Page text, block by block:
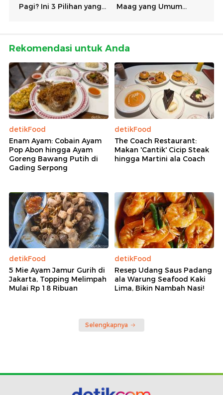
Rekomendasi untuk Anda
detikFood
Enam Ayam: Cobain Ayam
Pop Abon hingga Ayam
Goreng Bawang Putih di
Gading Serpong
detikFood
The Coach Restaurant:
Makan 'Cantik' Cicip Steak
hingga Martini ala Coach
detikFood
5 Mie Ayam Jamur Gurih di
Jakarta, Topping Melimpah
Mulai Rp 18 Ribuan
detikFood
Resep Udang Saus Padang
ala Warung Seafood Kaki
Lima, Bikin Nambah Nasi!
Selengkapnya